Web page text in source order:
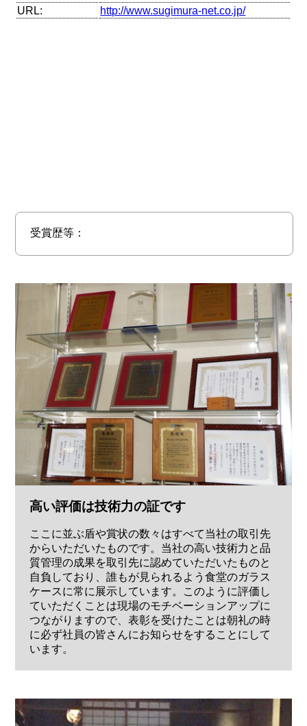
URL:
http://www.sugimura-net.co.jp/
受賞歴等：
高い評価は技術力の証です
ここに並ぶ盾や賞状の数々はすべて当社の取引先
からいただいたものです。当社の高い技術力と品
質管理の成果を取引先に認めていただいたものと
自負しており、誰もが見られるよう食堂のガラス
ケースに常に展示しています。このように評価し
ていただくことは現場のモチベーションアップに
つながりますので、表彰を受けたことは朝礼の時
に必ず社員の皆さんにお知らせをすることにして
います。